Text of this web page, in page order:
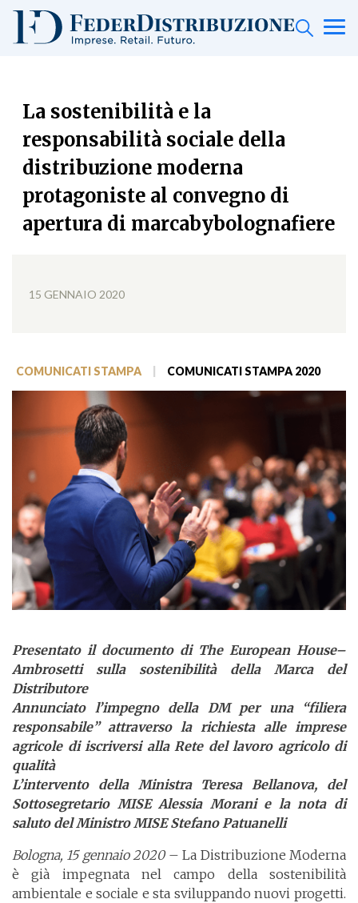
La sostenibilità e la
responsabilità sociale della
distribuzione moderna
protagoniste al convegno di
apertura di marcabybolognafiere
15 GENNAIO 2020
COMUNICATI STAMPA COMUNICATI STAMPA 2020
Presentato il documento di The European House–
Ambrosetti sulla sostenibilità della Marca del
Distributore
Annunciato l’impegno della DM per una “filiera
responsabile” attraverso la richiesta alle imprese
agricole di iscriversi alla Rete del lavoro agricolo di
qualità
L’intervento della Ministra Teresa Bellanova, del
Sottosegretario MISE Alessia Morani e la nota di
saluto del Ministro MISE Stefano Patuanelli
Bologna, 15 gennaio 2020– La Distribuzione Moderna
è già impegnata nel campo della sostenibilità
ambientale e sociale e sta sviluppando nuovi progetti.